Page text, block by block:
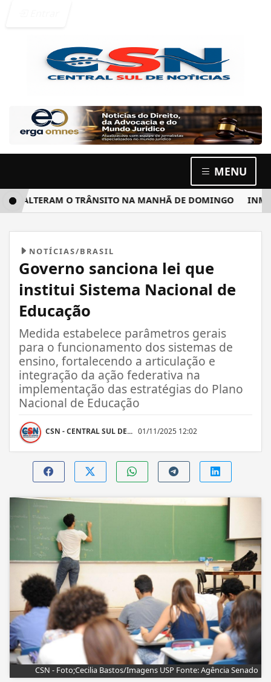
MENU
ALTERAM O TRÂNSITO NA MANHÃ DE DOMINGO INMET
NOTÍCIAS/BRASIL
Governo sanciona lei que
institui Sistema Nacional de
Educação
Medida estabelece parâmetros gerais
para o funcionamento dos sistemas de
ensino, fortalecendo a articulação e
integração da ação federativa na
implementação das estratégias do Plano
Nacional de Educação
CSN - CENTRAL SUL DE... 01/11/2025 12:02
CSN - Foto;Cecilia Bastos/Imagens USP Fonte: Agência Senado